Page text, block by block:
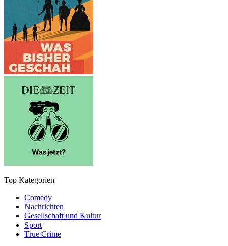
Top Kategorien
Comedy
Nachrichten
Gesellschaft und Kultur
Sport
True Crime